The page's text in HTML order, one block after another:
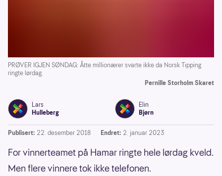
PRØVER IGJEN SØNDAG: Åtte millionærer svarte ikke da Norsk Tipping
ringte lørdag.
Pernille Storholm Skaret
Lars
Hulleberg
Elin
Bjørn
Publisert: 22. desember 2018 Endret: 2. januar 2023
For vinnerteamet på Hamar ringte hele lørdag kveld.
Men flere vinnere tok ikke telefonen.